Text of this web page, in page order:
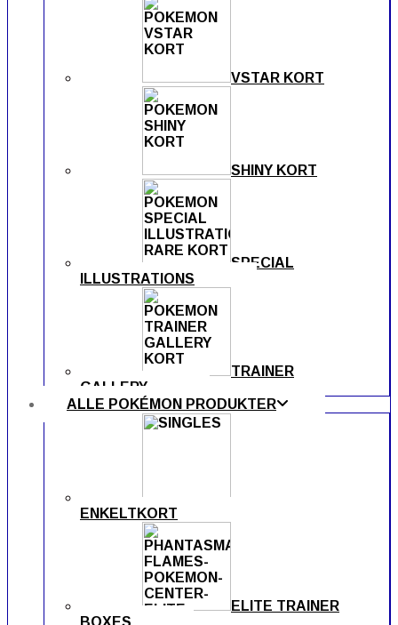
VSTAR KORT
SHINY KORT
SPECIAL
ILLUSTRATIONS
TRAINER
GALLERY
ALLE POKÉMON PRODUKTER
ENKELTKORT
ELITE TRAINER
BOXES